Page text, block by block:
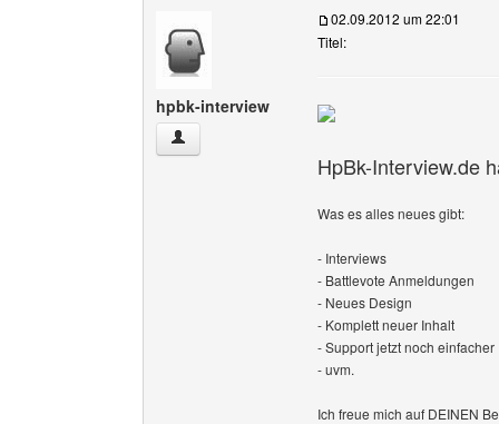
hpbk-interview
hpbk-interview Benutzer-Profile anzeigen
02.09.2012 um 22:01
Titel:
HpBk-Interview.de
Was es alles neues gibt:
- Interviews
- Battlevote Anmeldungen
- Neues Design
- Komplett neuer Inhalt
- Support jetzt noch einfacher
- uvm.
Ich freue mich auf DEINEN